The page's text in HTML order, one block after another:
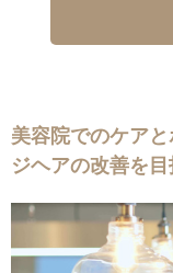
美容院でのケア
ジヘアの改善を